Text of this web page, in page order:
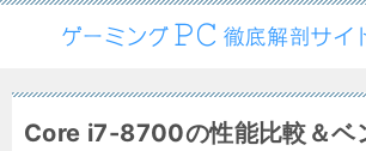
Core i7-8700の性能比較＆ベ